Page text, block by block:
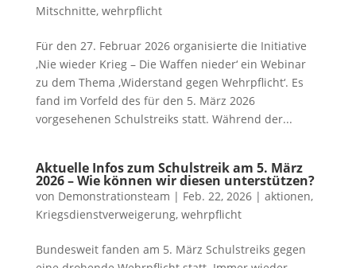
Mitschnitte, wehrpflicht
Für den 27. Februar 2026 organisierte die Initiative
‚Nie wieder Krieg – Die Waffen nieder‘ ein Webinar
zu dem Thema ‚Widerstand gegen Wehrpflicht‘. Es
fand im Vorfeld des für den 5. März 2026
vorgesehenen Schulstreiks statt. Während der...
Aktuelle Infos zum Schulstreik am 5. März
2026 – Wie können wir diesen unterstützen?
von Demonstrationsteam | Feb. 22, 2026| aktionen,
Kriegsdienstverweigerung, wehrpflicht
Bundesweit fanden am 5. März Schulstreiks gegen